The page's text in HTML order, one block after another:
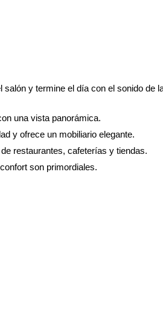
y termine el día con el sonido de
una vista panorámica.
y ofrece un mobiliario elegante.
restaurantes, cafeterías y tiendas.
son primordiales.